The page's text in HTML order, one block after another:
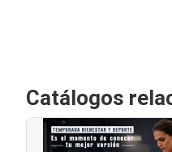
Catálogos